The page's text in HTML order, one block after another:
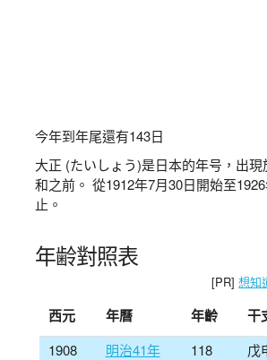
今年到年尾還有143日
大正 (たいしょう)是日本的年号，出
和之前。 從1912年7月30日開始至
止。
年齢對照表
[PR]想知
西元 年曆 年齡 干
1908 明治41年 118 戊